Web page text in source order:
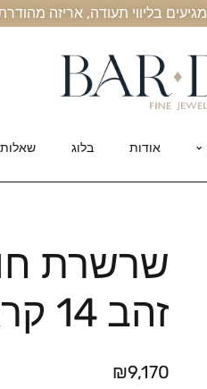
אודות בלוג שאלות
שרשרת
זהב 14 קראט
₪9,170